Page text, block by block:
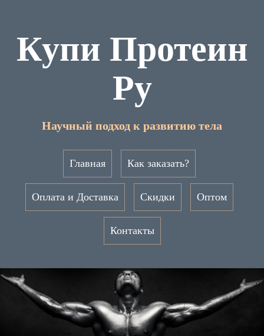
Купи Протеин
Ру
Научный подход к развитию тела
Главная Как заказать?
Оплата и Доставка Скидки Оптом
Контакты